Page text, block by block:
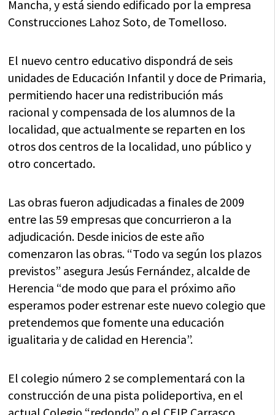
Mancha, y está siendo edificado por la empresa
Construcciones Lahoz Soto, de Tomelloso.
El nuevo centro educativo dispondrá de seis
unidades de Educación Infantil y doce de Primaria,
permitiendo hacer una redistribución más
racional y compensada de los alumnos de la
localidad, que actualmente se reparten en los
otros dos centros de la localidad, uno público y
otro concertado.
Las obras fueron adjudicadas a finales de 2009
entre las 59 empresas que concurrieron a la
adjudicación. Desde inicios de este año
comenzaron las obras. “Todo va según los plazos
previstos” asegura Jesús Fernández, alcalde de
Herencia “de modo que para el próximo año
esperamos poder estrenar este nuevo colegio que
pretendemos que fomente una educación
igualitaria y de calidad en Herencia”.
El colegio número 2 se complementará con la
construcción de una pista polideportiva, en el